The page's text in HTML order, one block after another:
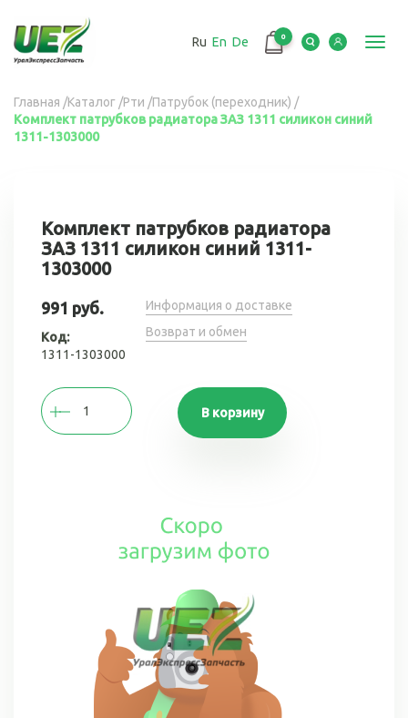
основному
содержанию
Ru En De 0
Вы
здесь
Главная /Каталог /Рти /Патрубок (переходник) /
Комплект патрубков радиатора ЗАЗ 1311 силикон синий
1311-1303000
Комплект патрубков радиатора
ЗАЗ 1311 силикон синий 1311-
1303000
991 руб.
Код:
1311-1303000
Информация о доставке
Возврат и обмен
В корзину